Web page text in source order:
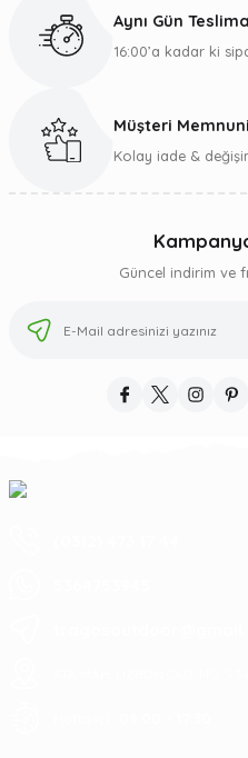
Aynı Gün
16:00’a kadar ki
Müşteri
Kolay iade &
Güncel indirim ve